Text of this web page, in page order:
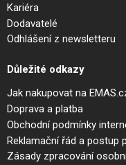
Kariéra
Dodavatelé
Odhlášení z newsletteru
Důležité odkazy
Jak nakupovat na
Doprava a platba
Obchodní podmínky
Reklamační řád a postup
Zásady zpracování